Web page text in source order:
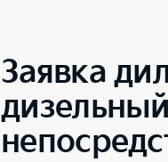
Заявка